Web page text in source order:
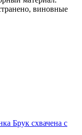
виновные
Брук схвачена с